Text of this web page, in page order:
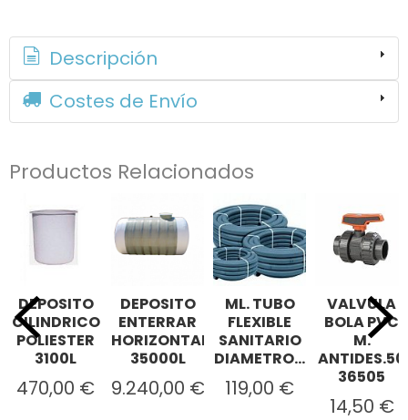
Descripción
Costes de Envío
Productos Relacionados
DEPOSITO
CILINDRICO
POLIESTER
3100L
470,00 €
DEPOSITO
ENTERRAR
HORIZONTAL
35000L
9.240,00 €
ML. TUBO
FLEXIBLE
SANITARIO
DIAMETRO...
119,00 €
VALVULA
BOLA PVC
M.
ANTIDES.50
36505
14,50 €